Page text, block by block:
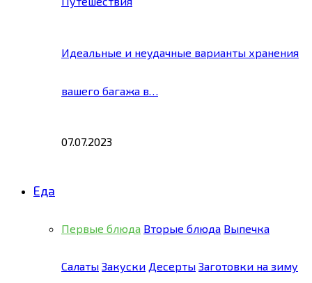
Идеальные и неудачные варианты хранения
вашего багажа в…
07.07.2023
Еда
Первые блюда Вторые блюда Выпечка
Салаты Закуски Десерты Заготовки на зиму